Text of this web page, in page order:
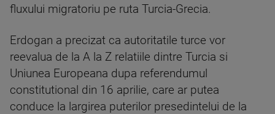
fluxului migratoriu pe ruta Turcia-Grecia.
Erdogan a precizat ca autoritatile turce vor
reevalua de la A la Z relatiile dintre Turcia si
Uniunea Europeana dupa referendumul
constitutional din 16 aprilie, care ar putea
conduce la largirea puterilor presedintelui de la